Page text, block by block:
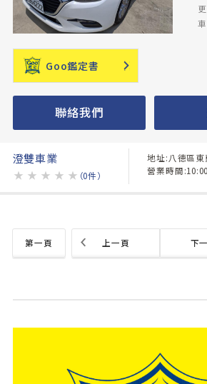
Goo鑑定書
聯絡我們
澄雙車業
★ ★ ★ ★ ★ （0件）
地址:八德區東
營業時間
第一頁 上一頁 下